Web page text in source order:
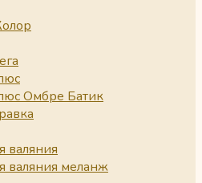
Омбре Батик
валяния
валяния меланж